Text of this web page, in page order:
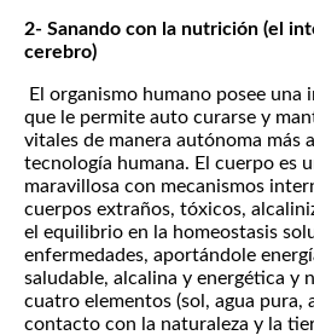
2- Sanando con la nutrición (el
cerebro)
El organismo humano posee una
que le permite auto curarse y
vitales de manera autónoma más
tecnología humana. El cuerpo es
maravillosa con mecanismos
cuerpos extraños, tóxicos,
el equilibrio en la homeostasis
enfermedades, aportándole
saludable, alcalina y energética y
cuatro elementos (sol, agua pura,
contacto con la naturaleza y la